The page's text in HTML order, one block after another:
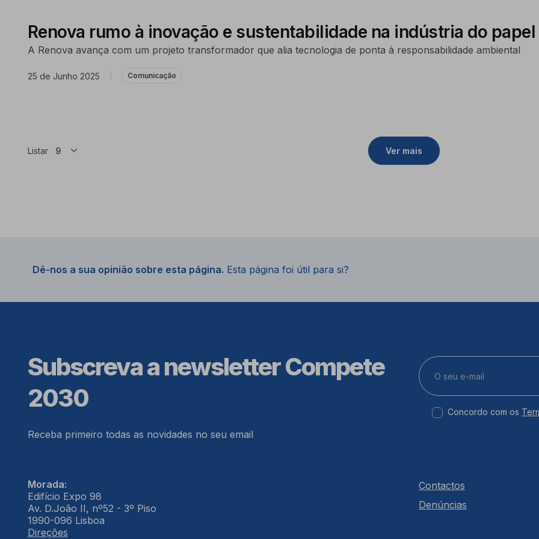
Renova rumo à inovação e sustentabilidade na indústria do papel
A Renova avança com um projeto transformador que alia tecnologia de ponta à responsabilidade ambiental
25 de Junho 2025 Comunicação
Listar Ver mais
Dê-nos a sua opinião sobre esta página. Esta página foi útil para si?
Subscreva a newsletter Compete
2030
Receba primeiro todas as novidades no seu email
Concordo com os
Morada:
Edifício Expo 98
Av. D.João II, nº52 - 3º Piso
1990-096 Lisboa
Direções
Contactos
Denúncias